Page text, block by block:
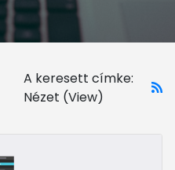
A keresett címke:
Nézet (View)